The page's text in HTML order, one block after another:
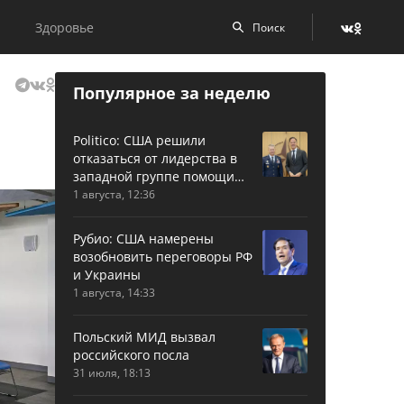
Здоровье
Популярное за неделю
Politico: США решили
отказаться от лидерства в
западной группе помощи
Украине
1 августа, 12:36
Рубио: США намерены
возобновить переговоры РФ
и Украины
1 августа, 14:33
Польский МИД вызвал
российского посла
31 июля, 18:13